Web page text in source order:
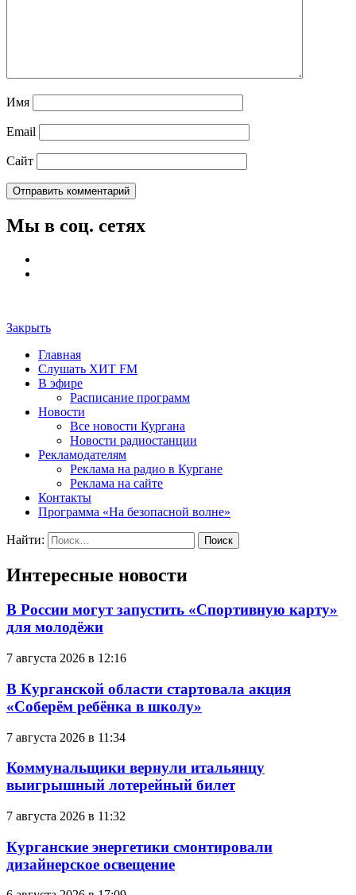
Имя
Email
Сайт
Мы в соц. сетях
Закрыть
Главная
Слушать ХИТ FM
В эфире
Расписание программ
Новости
Все новости Кургана
Новости радиостанции
Рекламодателям
Реклама на радио в Кургане
Реклама на сайте
Контакты
Программа «На безопасной волне»
Найти:
Интересные новости
В России могут запустить «Спортивную карту»
для молодёжи
7 августа 2026 в 12:16
В Курганской области стартовала акция
«Соберём ребёнка в школу»
7 августа 2026 в 11:34
Коммунальщики вернули итальянцу
выигрышный лотерейный билет
7 августа 2026 в 11:32
Курганские энергетики смонтировали
дизайнерское освещение